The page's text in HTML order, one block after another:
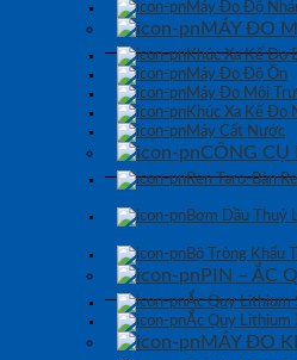
Máy Đo Độ
MÁY ĐO
Khúc Xạ Kế Đo
Máy Đo Độ Ồn
Máy Đo Môi
Khúc Xạ Kế Đo
Máy Cất Nước
CÔNG CỤ
Ren Taro-Bàn
Bơm Dầu Thuỷ
Bộ Tròng Khẩu
PIN – ẮC
Ắc Quy Lithium
Ắc Quy Lithium
MÁY ĐO